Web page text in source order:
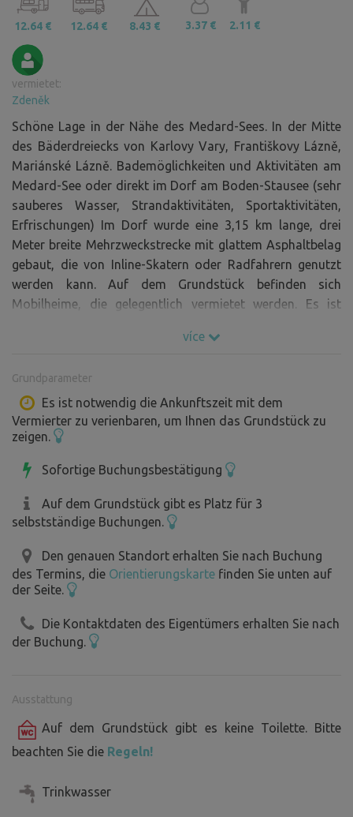
12.64 € 12.64 € 8.43 € 3.37 € 2.11 €
vermietet:
Zdeněk
Schöne Lage in der Nähe des Medard-Sees. In der Mitte
des Bäderdreiecks von Karlovy Vary, Františkovy Lázně,
Mariánské Lázně. Bademöglichkeiten und Aktivitäten am
Medard-See oder direkt im Dorf am Boden-Stausee (sehr
sauberes Wasser, Strandaktivitäten, Sportaktivitäten,
Erfrischungen) Im Dorf wurde eine 3,15 km lange, drei
Meter breite Mehrzweckstrecke mit glattem Asphaltbelag
gebaut, die von Inline-Skatern oder Radfahrern genutzt
werden kann. Auf dem Grundstück befinden sich
Mobilheime, die gelegentlich vermietet werden. Es ist
více
Grundparameter
Es ist notwendig die Ankunftszeit mit dem
Vermierter zu verienbaren, um Ihnen das Grundstück zu
zeigen.
Sofortige Buchungsbestätigung
Auf dem Grundstück gibt es Platz für 3
selbstständige Buchungen.
Den genauen Standort erhalten Sie nach Buchung
des Termins, die Orientierungskarte finden Sie unten auf
der Seite.
Die Kontaktdaten des Eigentümers erhalten Sie nach
der Buchung.
Ausstattung
Auf dem Grundstück gibt es keine Toilette. Bitte
beachten Sie die Regeln!
Trinkwasser